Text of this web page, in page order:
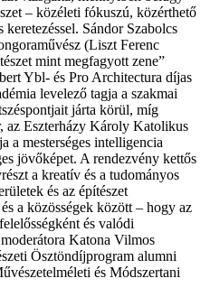
– közéleti fókuszú, közérthető
Sándor Szabolcs
(Liszt Ferenc
mint megfagyott zene”
Ybl- és Pro Architectura díjas
levelező tagja a szakmai
járta körül, míg
az Eszterházy Károly Katolikus
a mesterséges intelligencia
jövőképet. A rendezvény kettős
a kreatív és a tudományos
és az építészet
a közösségek között – hogy az
és valódi
Katona Vilmos
Ösztöndíjprogram alumni
és Módszertani